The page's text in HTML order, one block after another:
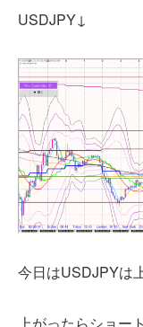
USDJPY↓
今日はUSDJPYは